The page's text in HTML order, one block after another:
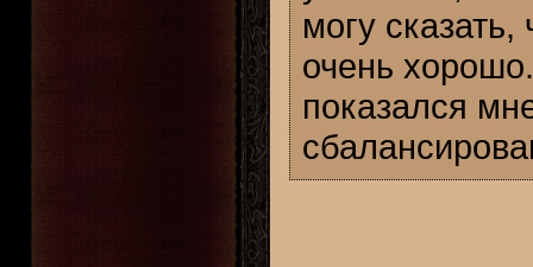
могу
очень
показался